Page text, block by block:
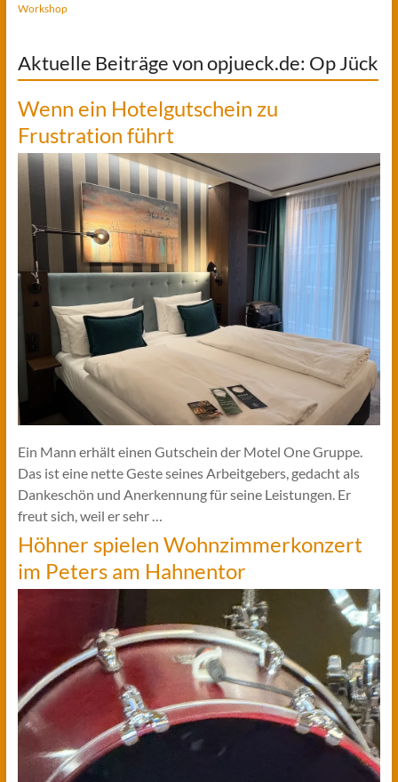
Workshop
Aktuelle Beiträge von opjueck.de: Op Jück
Wenn ein Hotelgutschein zu
Frustration führt
Ein Mann erhält einen Gutschein der Motel One Gruppe.
Das ist eine nette Geste seines Arbeitgebers, gedacht als
Dankeschön und Anerkennung für seine Leistungen. Er
freut sich, weil er sehr …
Höhner spielen Wohnzimmerkonzert
im Peters am Hahnentor